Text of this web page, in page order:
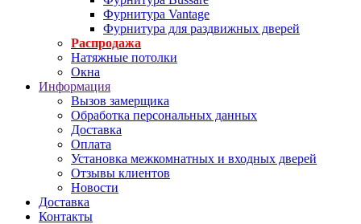
Фурнитура Vantage
Фурнитура для раздвижных дверей
Распродажа
Натяжные потолки
Окна
Информация
Вызов замерщика
Обработка персональных данных
Доставка
Оплата
Установка межкомнатных и входных дверей
Отзывы клиентов
Новости
Доставка
Контакты